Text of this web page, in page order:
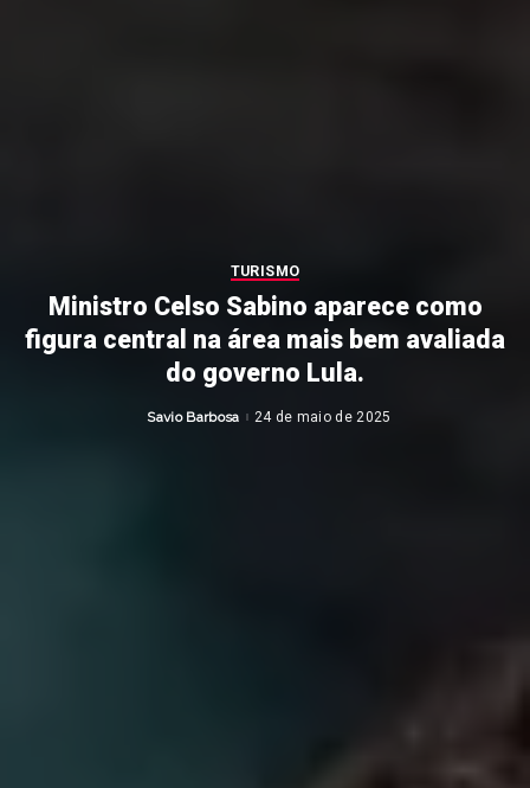
TURISMO
Ministro Celso Sabino aparece como
figura central na área mais bem avaliada
do governo Lula.
Posted
Savio Barbosa 24 de maio de 2025